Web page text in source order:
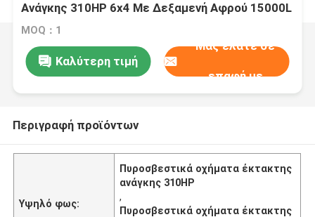
Ανάγκης 310HP 6x4 Με Δεξαμενή Αφρού 15000L
MOQ：1
Καλύτερη τιμή
Μας ελάτε σε
επαφή με
Περιγραφή προϊόντων
Υψηλό φως:
Πυροσβεστικά οχήματα έκτακτης
ανάγκης 310HP
,
Πυροσβεστικά οχήματα έκτακτης